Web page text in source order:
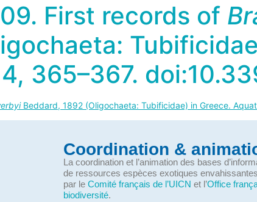
First records of
365–367.
Beddard, 1892 (Oligochaeta: Tubificidae) in Greece.
Coordination &
La coordination et l’animation des bases
de ressources espèces exotiques
par le Comité français de l’UICN et l’Office
biodiversité.